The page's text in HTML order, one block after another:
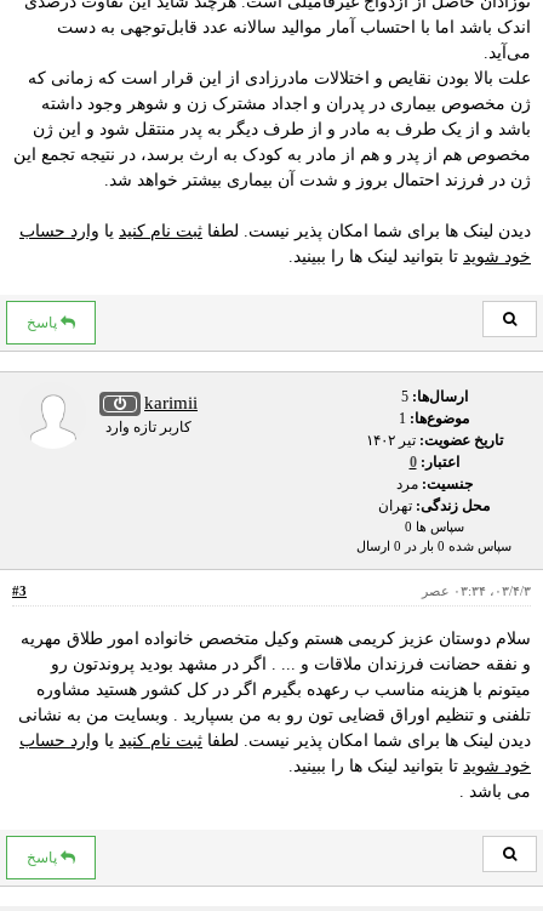
اندک باشد اما با احتساب آمار موالید سالانه عدد قابل‌توجهی به دست
می‌آید.
علت بالا بودن نقایص و اختلالات مادرزادی از این قرار است که زمانی که
ژن مخصوص بیماری در پدران و اجداد مشترک زن و شوهر وجود داشته
باشد و از یک طرف به مادر و از طرف دیگر به پدر منتقل شود و این ژن
مخصوص هم از پدر و هم از مادر به کودک به ارث برسد، در نتیجه تجمع این
ژن در فرزند احتمال بروز و شدت آن بیماری بیشتر خواهد شد.
دیدن لینک ها برای شما امکان پذیر نیست. لطفا ثبت نام کنید یا وارد حساب
خود شوید تا بتوانید لینک ها را ببینید.
پاسخ
karimii
کاربر تازه وارد
ارسال‌ها:5
موضوع‌ها:
تاریخ عضویت:تير ۱۴۰۲
اعتبار:0
جنسیت: مرد
محل زندگی: تهران
سپاس ها 0
سپاس شده 0 بار در 0 ارسال
#3 ۰۳/۴/۳، ۰۳:۳۴ عصر
سلام دوستان عزیز کریمی هستم وکیل متخصص خانواده امور طلاق مهریه
و نفقه حضانت فرزندان ملاقات و ... . اگر در مشهد بودید پروندتون رو
میتونم با هزینه مناسب ب رعهده بگیرم اگر در کل کشور هستید مشاوره
تلفنی و تنظیم اوراق قضایی تون رو به من بسپارید . وبسایت من به نشانی
دیدن لینک ها برای شما امکان پذیر نیست. لطفا ثبت نام کنید یا وارد حساب
خود شوید تا بتوانید لینک ها را ببینید.
می باشد .
پاسخ